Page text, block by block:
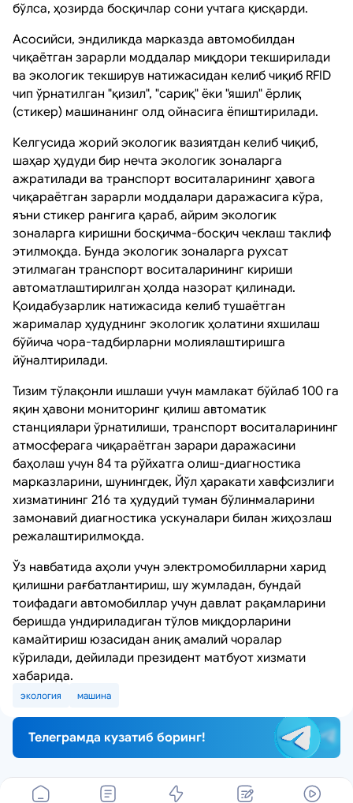
бўлса, ҳозирда босқичлар сони учтага қисқарди.
Асосийси, эндиликда марказда автомобилдан
чиқаётган зарарли моддалар миқдори текширилади
ва экологик текширув натижасидан келиб чиқиб RFID
чип ўрнатилган "қизил", "сариқ" ёки "яшил" ёрлиқ
(стикер) машинанинг олд ойнасига ёпиштирилади.
Келгусида жорий экологик вазиятдан келиб чиқиб,
шаҳар ҳудуди бир нечта экологик зоналарга
ажратилади ва транспорт воситаларининг ҳавога
чиқараётган зарарли моддалари даражасига кўра,
яъни стикер рангига қараб, айрим экологик
зоналарга киришни босқичма-босқич чеклаш таклиф
этилмоқда. Бунда экологик зоналарга рухсат
этилмаган транспорт воситаларининг кириши
автоматлаштирилган ҳолда назорат қилинади.
Қоидабузарлик натижасида келиб тушаётган
жарималар ҳудуднинг экологик ҳолатини яхшилаш
бўйича чора-тадбирларни молиялаштиришга
йўналтирилади.
Тизим тўлақонли ишлаши учун мамлакат бўйлаб 100 га
яқин ҳавони мониторинг қилиш автоматик
станциялари ўрнатилиши, транспорт воситаларининг
атмосферага чиқараётган зарари даражасини
баҳолаш учун 84 та рўйхатга олиш-диагностика
марказларини, шунингдек, Йўл ҳаракати хавфсизлиги
хизматининг 216 та ҳудудий туман бўлинмаларини
замонавий диагностика ускуналари билан жиҳозлаш
режалаштирилмоқда.
Ўз навбатида аҳоли учун электромобилларни харид
қилишни рағбатлантириш, шу жумладан, бундай
тоифадаги автомобиллар учун давлат рақамларини
беришда ундириладиган тўлов миқдорларини
камайтириш юзасидан аниқ амалий чоралар
кўрилади, дейилади президент матбуот хизмати
хабарида.
экология машина
Телеграмда кузатиб боринг!